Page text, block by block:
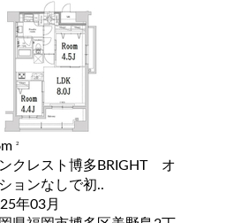
2
クレスト博多BRIGHT オ
ョンなしで初..
年03月